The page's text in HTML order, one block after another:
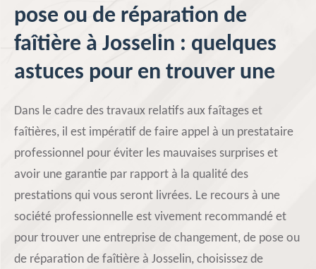
pose ou de réparation de
faîtière à Josselin : quelques
astuces pour en trouver une
Dans le cadre des travaux relatifs aux faîtages et
faîtières, il est impératif de faire appel à un prestataire
professionnel pour éviter les mauvaises surprises et
avoir une garantie par rapport à la qualité des
prestations qui vous seront livrées. Le recours à une
société professionnelle est vivement recommandé et
pour trouver une entreprise de changement, de pose ou
de réparation de faîtière à Josselin, choisissez de